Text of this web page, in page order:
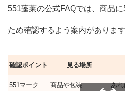
551蓬莱の公式FAQでは、商品
ため確認するよう案内があります
確認ポイント 見る場所
551マーク 商品や包装 あれ